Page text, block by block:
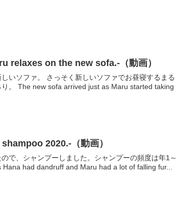
relaxes on the new sofa.-（動画）
いソファ。 さっそく新しいソファでお昼寝するまる
。 The new sofa arrived just as Maru started taking
2020.-（動画）
で、シャンプーしました。シャンプーの頻度は年1～
had dandruff and Maru had a lot of falling fur...